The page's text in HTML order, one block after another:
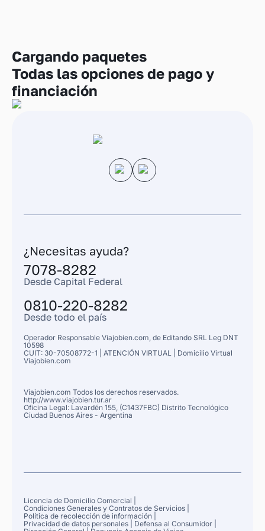
Cargando paquetes
Todas las opciones de pago y
financiación
¿Necesitas ayuda?
7078-8282
Desde Capital Federal
0810-220-8282
Desde todo el país
Operador Responsable Viajobien.com, de Editando SRL Leg DNT
10598
CUIT: 30-70508772-1 |
ATENCIÓN VIRTUAL |
Domicilio Virtual
Viajobien.com
Viajobien.com Todos los derechos reservados.
http://www.viajobien.tur.ar
Oficina Legal: Lavardén 155, (C1437FBC) Distrito Tecnológico
Ciudad Buenos Aires - Argentina
Licencia de Domicilio Comercial
Condiciones Generales y Contratos de Servicios
Política de recolección de información
Privacidad de datos personales
Defensa al Consumidor